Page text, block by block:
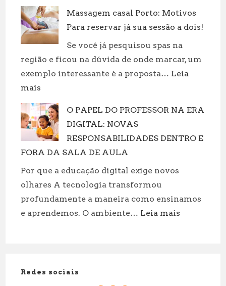
sua
rotina:
para
cuidar
Massagem casal Porto: Motivos
Para reservar já sua sessão a dois!
Se você já pesquisou spas na
região e ficou na dúvida de onde marcar, um
exemplo interessante é a proposta… Leia
mais
casal
Porto:
Motivos
Para
já
sua
sessão
a
O PAPEL DO PROFESSOR NA ERA
DIGITAL: NOVAS
RESPONSABILIDADES DENTRO E
FORA DA SALA DE AULA
Por que a educação digital exige novos
olhares A tecnologia transformou
profundamente a maneira como ensinamos
e aprendemos. O ambiente… Leia mais
Redes sociais